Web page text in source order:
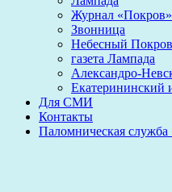
Журнал «Покров»
Звонница
Небесный Покров
газета Лампада
Александро-
Екатерининский
Для СМИ
Контакты
Паломническая